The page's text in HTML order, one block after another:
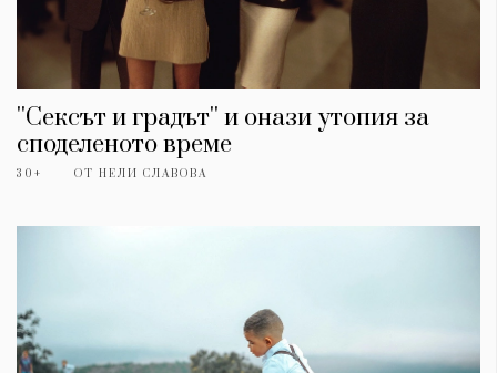
''Сексът и градът'' и онази утопия за
споделеното време
30+ ОТ НЕЛИ СЛАВОВА